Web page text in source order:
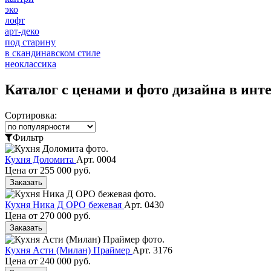
эко
лофт
арт-деко
под старину
в скандинавском стиле
неоклассика
Каталог с ценами и фото дизайна в
Сортировка:
Фильтр
Кухня Доломита Арт. 0004
Цена от 255 000 руб.
Заказать
Кухня Ника Д ОРО бежевая Арт. 0430
Цена от 270 000 руб.
Заказать
Кухня Асти (Милан) Праймер Арт. 3176
Цена от 240 000 руб.